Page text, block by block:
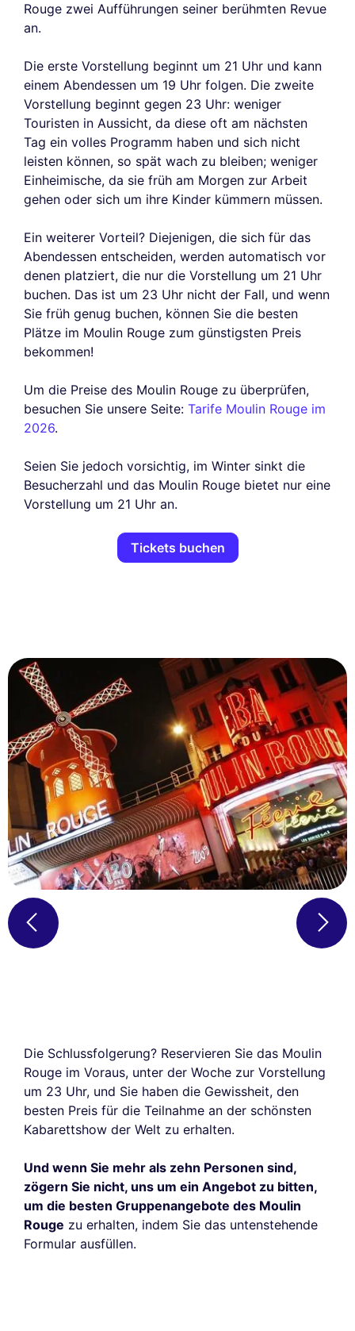
Rouge zwei Aufführungen seiner berühmten Revue
an.
Die erste Vorstellung beginnt um 21 Uhr und kann
einem Abendessen um 19 Uhr folgen. Die zweite
Vorstellung beginnt gegen 23 Uhr: weniger
Touristen in Aussicht, da diese oft am nächsten
Tag ein volles Programm haben und sich nicht
leisten können, so spät wach zu bleiben; weniger
Einheimische, da sie früh am Morgen zur Arbeit
gehen oder sich um ihre Kinder kümmern müssen.
Ein weiterer Vorteil? Diejenigen, die sich für das
Abendessen entscheiden, werden automatisch vor
denen platziert, die nur die Vorstellung um 21 Uhr
buchen. Das ist um 23 Uhr nicht der Fall, und wenn
Sie früh genug buchen, können Sie die besten
Plätze im Moulin Rouge zum günstigsten Preis
bekommen!
Um die Preise des Moulin Rouge zu überprüfen,
besuchen Sie unsere Seite: Tarife Moulin Rouge im
2026.
Seien Sie jedoch vorsichtig, im Winter sinkt die
Besucherzahl und das Moulin Rouge bietet nur eine
Vorstellung um 21 Uhr an.
Tickets buchen
Die Schlussfolgerung? Reservieren Sie das Moulin
Rouge im Voraus, unter der Woche zur Vorstellung
um 23 Uhr, und Sie haben die Gewissheit, den
besten Preis für die Teilnahme an der schönsten
Kabarettshow der Welt zu erhalten.
Und wenn Sie mehr als zehn Personen sind,
zögern Sie nicht, uns um ein Angebot zu bitten,
um die besten Gruppenangebote des Moulin
Rouge zu erhalten, indem Sie das untenstehende
Formular ausfüllen.